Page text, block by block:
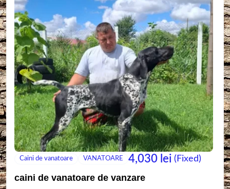
Caini de vanatoare VANATOARE 4,030 lei (Fixed)
caini de vanatoare de vanzare